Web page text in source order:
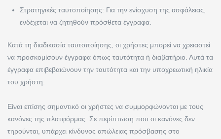
Στρατηγικές ταυτοποίησης: Για την ενίσχυση της ασφάλειας,
ενδέχεται να ζητηθούν πρόσθετα έγγραφα.
Κατά τη διαδικασία ταυτοποίησης, οι χρήστες μπορεί να χρειαστεί
να προσκομίσουν έγγραφα όπως ταυτότητα ή διαβατήριο. Αυτά τα
έγγραφα επιβεβαιώνουν την ταυτότητα και την υποχρεωτική ηλικία
του χρήστη.
Είναι επίσης σημαντικό οι χρήστες να συμμορφώνονται με τους
κανόνες της πλατφόρμας. Σε περίπτωση που οι κανόνες δεν
τηρούνται, υπάρχει κίνδυνος απώλειας πρόσβασης στο